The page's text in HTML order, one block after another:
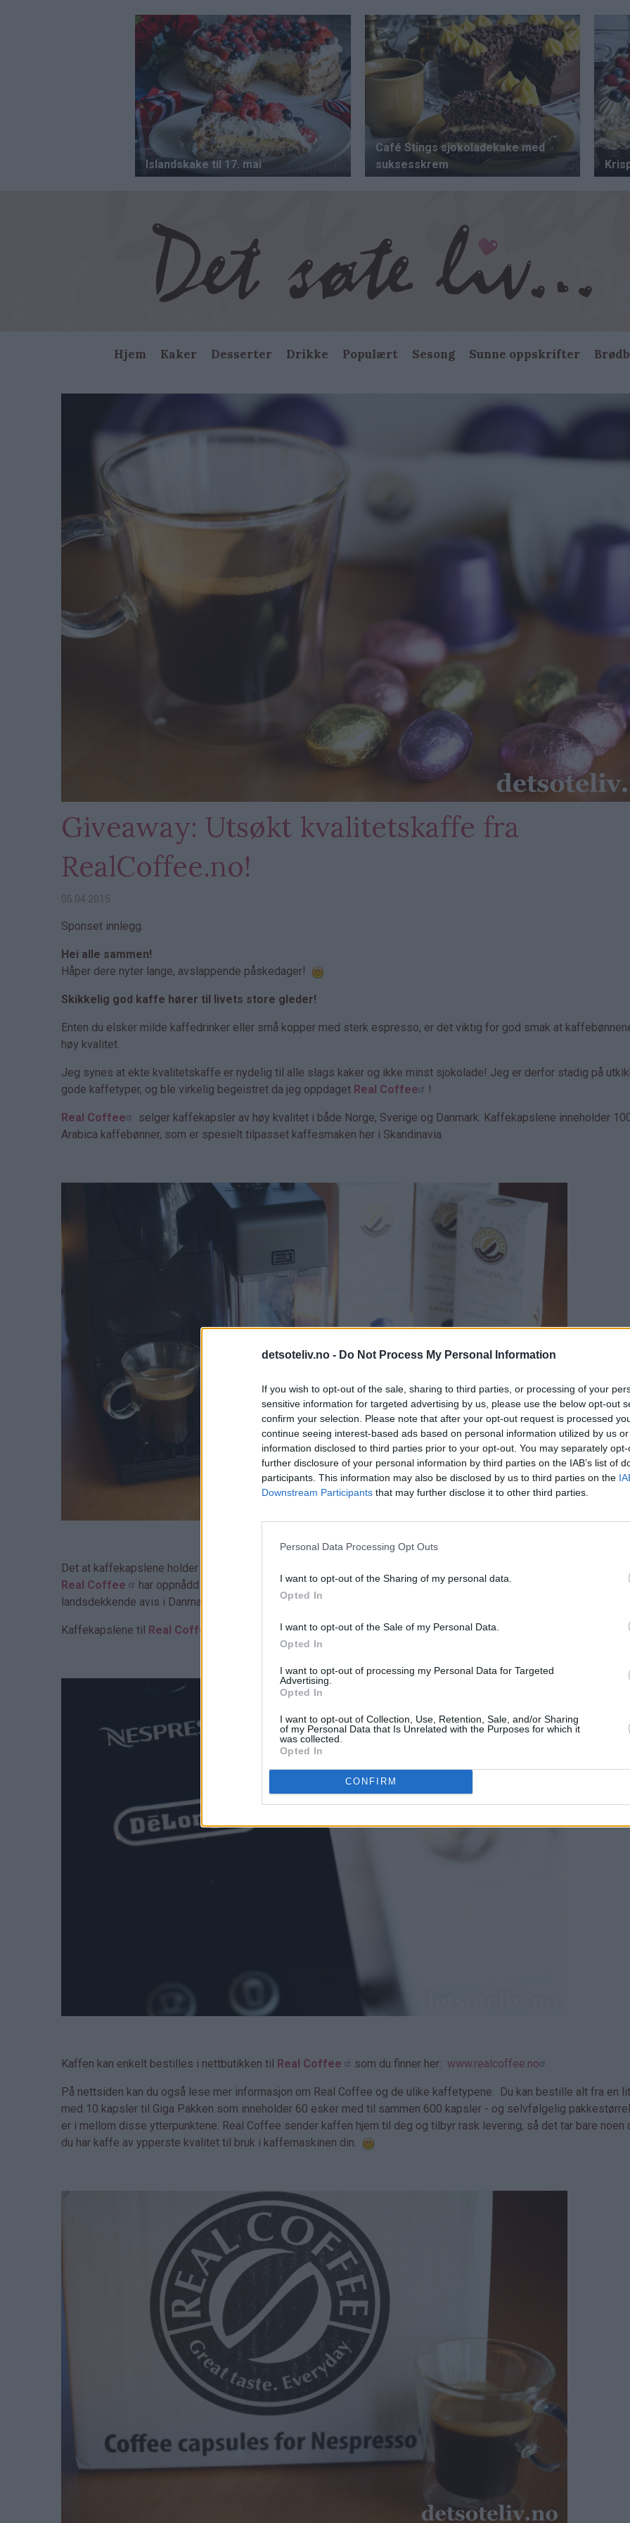
detsoteliv.no - Do Not Process My Personal Information
If you wish to opt-out of the sale, sharing to third parties, or processing of your
sensitive information for targeted advertising by us, please use the below opt-out
confirm your selection. Please note that after your opt-out request is processed
continue seeing interest-based ads based on personal information utilized by us
information disclosed to third parties prior to your opt-out. You may separately
further disclosure of your personal information by third parties on the IAB’s list of
participants. This information may also be disclosed by us to third parties on the
Downstream Participants that may further disclose it to other third parties.
Personal Data Processing Opt Outs
I want to opt-out of the Sharing of my personal data.
Opted In
I want to opt-out of the Sale of my Personal Data.
Opted In
I want to opt-out of processing my Personal Data for Targeted
Advertising.
Opted In
I want to opt-out of Collection, Use, Retention, Sale, and/or Sharing
of my Personal Data that Is Unrelated with the Purposes for which it
was collected.
Opted In
CONFIRM
Main
navigation
Hjem Kaker Desserter Drikke Populært Sesong Sunne oppskrifter
Giveaway: Utsøkt kvalitetskaffe fra
RealCoffee.no!
05.04.2015
Sponset innlegg.
Hei alle sammen!
Håper dere nyter lange, avslappende påskedager!
Skikkelig god kaffe hører til livets store gleder!
Enten du elsker milde kaffedrinker eller små kopper med sterk espresso, er det viktig for god smak at
høy kvalitet.
Jeg synes at ekte kvalitetskaffe er nydelig til alle slags kaker og ikke minst sjokolade! Jeg er derfor stadig på
gode kaffetyper, og ble virkelig begeistret da jeg oppdaget Real Coffee !
Real Coffee
selger kaffekapsler av høy kvalitet i både Norge, Sverige og Danmark. Kaffekapslene inneholder
Arabica kaffebønner, som er spesielt tilpasset kaffesmaken her i Skandinavia.
Det at kaffekapslene holder kaffe av aller høyeste kvalitet merkes virkelig på smaken! Det er derfor ikke rart at
Real Coffee
har oppnådd veldig rask suksess i Skandinavia og har blant annet nylig vunnet "Best i test"-prisen i
landsdekkende avis i Danmark (se omtale
her ).
Kaffekapslene til Real Coffee kan brukes i alle Nespresso kaffemaskiner.
Kaffen kan enkelt bestilles i nettbutikken til Real Coffee som du finner her: www.realcoffee.no
På nettsiden kan du også lese mer informasjon om Real Coffee og de ulike kaffetypene. Du kan bestille alt fra en
med 10 kapsler til Giga Pakken som inneholder 60 esker med til sammen 600 kapsler - og selvfølgelig
er i mellom disse ytterpunktene. Real Coffee sender kaffen hjem til deg og tilbyr rask levering, så det tar bare noen
du har kaffe av ypperste kvalitet til bruk i kaffemaskinen din.